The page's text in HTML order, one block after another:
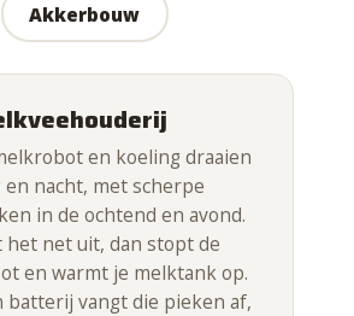
Akkerbouw
en koeling draaien
en nacht, met scherpe
in de ochtend en avond.
het net uit, dan stopt de
en warmt je melktank op.
batterij vangt die pieken af,